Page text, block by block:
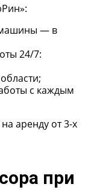
— в
24/7:
с каждым
аренду от 3-х
при